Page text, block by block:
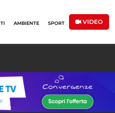
AMBIENTE SPORT VIDEO